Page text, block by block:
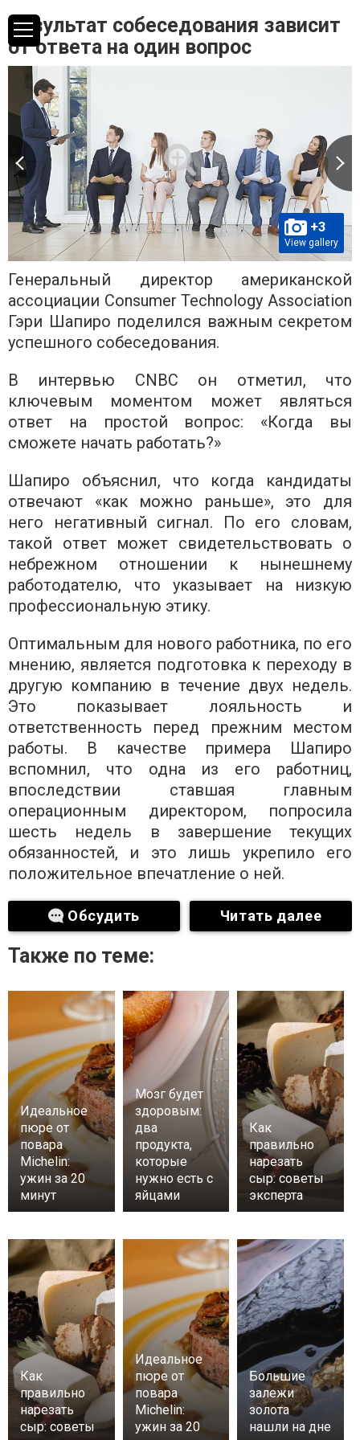
Результат собеседования зависит
от ответа на один вопрос
+3
View gallery
Генеральный директор американской
ассоциации Consumer Technology Association
Гэри Шапиро поделился важным секретом
успешного собеседования.
В интервью CNBC он отметил, что
ключевым моментом может являться
ответ на простой вопрос: «Когда вы
сможете начать работать?»
Шапиро объяснил, что когда кандидаты
отвечают «как можно раньше», это для
него негативный сигнал. По его словам,
такой ответ может свидетельствовать о
небрежном отношении к нынешнему
работодателю, что указывает на низкую
профессиональную этику.
Оптимальным для нового работника, по его
мнению, является подготовка к переходу в
другую компанию в течение двух недель.
Это показывает лояльность и
ответственность перед прежним местом
работы. В качестве примера Шапиро
вспомнил, что одна из его работниц,
впоследствии ставшая главным
операционным директором, попросила
шесть недель в завершение текущих
обязанностей, и это лишь укрепило его
положительное впечатление о ней.
Обсудить Читать далее
Также по теме:
Идеальное
пюре от
повара
Michelin:
ужин за 20
минут
Мозг будет
здоровым:
два
продукта,
которые
нужно есть с
яйцами
Как
правильно
нарезать
сыр: советы
эксперта
Как
правильно
нарезать
сыр: советы
Идеальное
пюре от
повара
Michelin:
ужин за 20
Большие
залежи
золота
нашли на дне